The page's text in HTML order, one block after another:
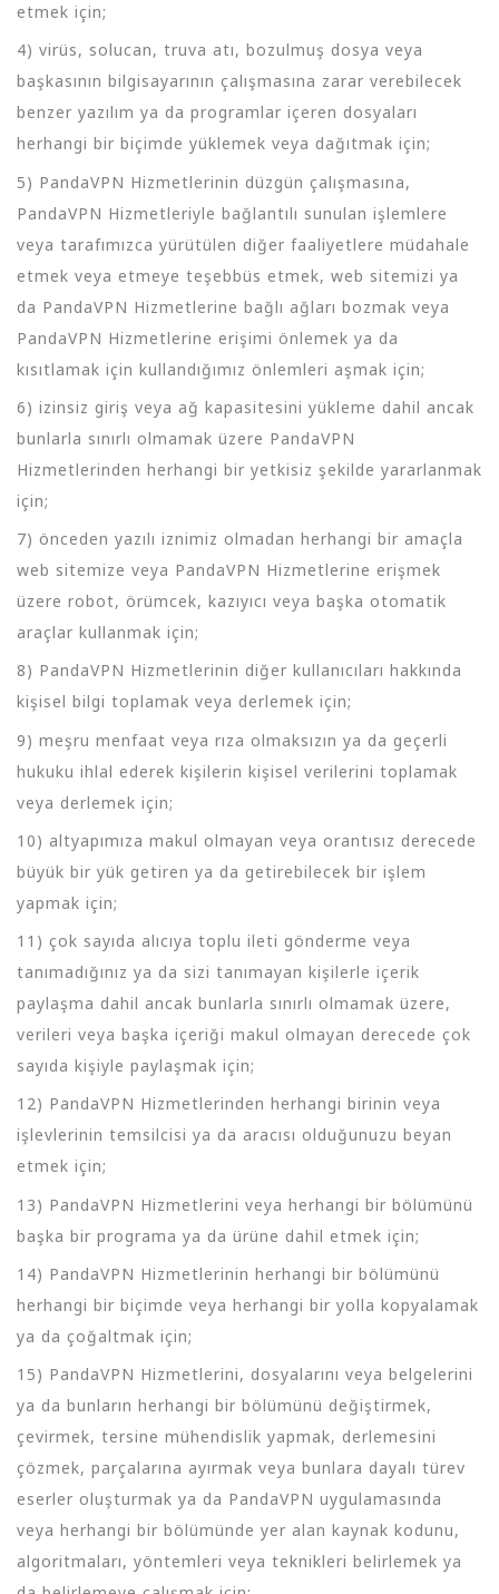
etmek için;
4) virüs, solucan, truva atı, bozulmuş dosya veya
başkasının bilgisayarının çalışmasına zarar verebilecek
benzer yazılım ya da programlar içeren dosyaları
herhangi bir biçimde yüklemek veya dağıtmak için;
5) PandaVPN Hizmetlerinin düzgün çalışmasına,
PandaVPN Hizmetleriyle bağlantılı sunulan işlemlere
veya tarafımızca yürütülen diğer faaliyetlere müdahale
etmek veya etmeye teşebbüs etmek, web sitemizi ya
da PandaVPN Hizmetlerine bağlı ağları bozmak veya
PandaVPN Hizmetlerine erişimi önlemek ya da
kısıtlamak için kullandığımız önlemleri aşmak için;
6) izinsiz giriş veya ağ kapasitesini yükleme dahil ancak
bunlarla sınırlı olmamak üzere PandaVPN
Hizmetlerinden herhangi bir yetkisiz şekilde yararlanmak
için;
7) önceden yazılı iznimiz olmadan herhangi bir amaçla
web sitemize veya PandaVPN Hizmetlerine erişmek
üzere robot, örümcek, kazıyıcı veya başka otomatik
araçlar kullanmak için;
8) PandaVPN Hizmetlerinin diğer kullanıcıları hakkında
kişisel bilgi toplamak veya derlemek için;
9) meşru menfaat veya rıza olmaksızın ya da geçerli
hukuku ihlal ederek kişilerin kişisel verilerini toplamak
veya derlemek için;
10) altyapımıza makul olmayan veya orantısız derecede
büyük bir yük getiren ya da getirebilecek bir işlem
yapmak için;
11) çok sayıda alıcıya toplu ileti gönderme veya
tanımadığınız ya da sizi tanımayan kişilerle içerik
paylaşma dahil ancak bunlarla sınırlı olmamak üzere,
verileri veya başka içeriği makul olmayan derecede çok
sayıda kişiyle paylaşmak için;
12) PandaVPN Hizmetlerinden herhangi birinin veya
işlevlerinin temsilcisi ya da aracısı olduğunuzu beyan
etmek için;
13) PandaVPN Hizmetlerini veya herhangi bir bölümünü
başka bir programa ya da ürüne dahil etmek için;
14) PandaVPN Hizmetlerinin herhangi bir bölümünü
herhangi bir biçimde veya herhangi bir yolla kopyalamak
ya da çoğaltmak için;
15) PandaVPN Hizmetlerini, dosyalarını veya belgelerini
ya da bunların herhangi bir bölümünü değiştirmek,
çevirmek, tersine mühendislik yapmak, derlemesini
çözmek, parçalarına ayırmak veya bunlara dayalı türev
eserler oluşturmak ya da PandaVPN uygulamasında
veya herhangi bir bölümünde yer alan kaynak kodunu,
algoritmaları, yöntemleri veya teknikleri belirlemek ya